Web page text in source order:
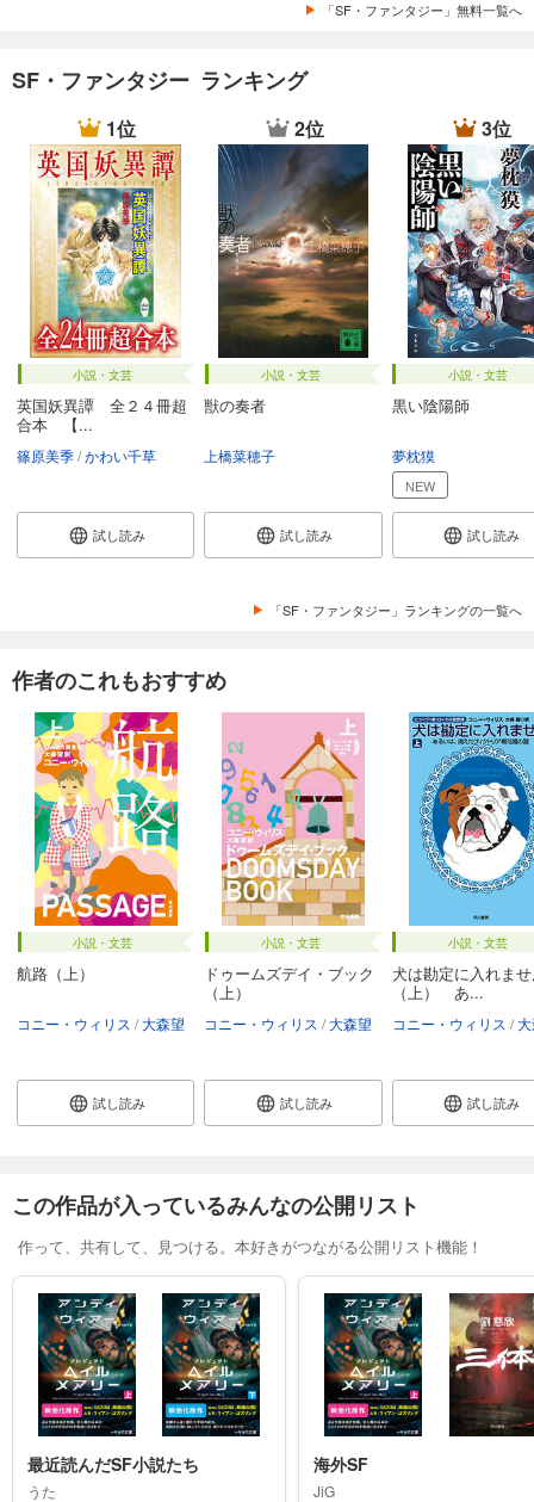
「SF・ファンタジー」無料一覧へ
SF・ファンタジー ランキング
1位
小説・文芸
英国妖異譚 全２４冊超
合本 【...
篠原美季 かわい千草
試し読み
2位
小説・文芸
獣の奏者
上橋菜穂子
試し読み
3位
小説・文芸
黒い陰陽師
夢枕獏
NEW
試し読み
「SF・ファンタジー」ランキングの一覧へ
作者のこれもおすすめ
小説・文芸
航路（上）
コニー・ウィリス 大森望
試し読み
小説・文芸
ドゥームズデイ・ブック
（上）
コニー・ウィリス 大森望
試し読み
小説・文芸
犬は勘定に入れま
（上） あ...
コニー・ウィリス
試し読み
この作品が入っているみんなの公開リスト
作って、共有して、見つける。本好きがつながる公開リスト機能！
最近読んだSF小説たち
うた
海外SF
JiG